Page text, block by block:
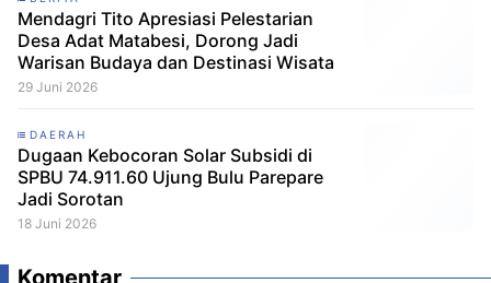
Mendagri Tito Apresiasi Pelestarian
Desa Adat Matabesi, Dorong Jadi
Warisan Budaya dan Destinasi Wisata
29 Juni 2026
DAERAH
Dugaan Kebocoran Solar Subsidi di
SPBU 74.911.60 Ujung Bulu Parepare
Jadi Sorotan
18 Juni 2026
Komentar